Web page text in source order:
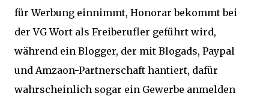
für Werbung einnimmt, Honorar bekommt bei
der VG Wort als Freiberufler geführt wird,
während ein Blogger, der mit Blogads, Paypal
und Amzaon-Partnerschaft hantiert, dafür
wahrscheinlich sogar ein Gewerbe anmelden